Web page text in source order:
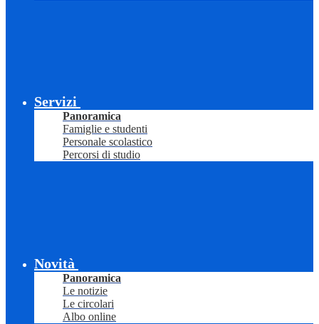
Servizi
Panoramica
Famiglie e studenti
Personale scolastico
Percorsi di studio
Novità
Panoramica
Le notizie
Le circolari
Albo online